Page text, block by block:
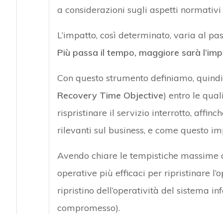
a considerazioni sugli aspetti normativi
L’impatto, così determinato, varia al
Più passa il tempo, maggiore sarà
Con questo strumento definiamo,
Recovery Time Objective) entro le
rispristinare il servizio interrotto,
rilevanti sul business, e come questo
Avendo chiare le tempistiche
operative più efficaci per ripristinare
ripristino dell’operatività del sistema
compromesso).